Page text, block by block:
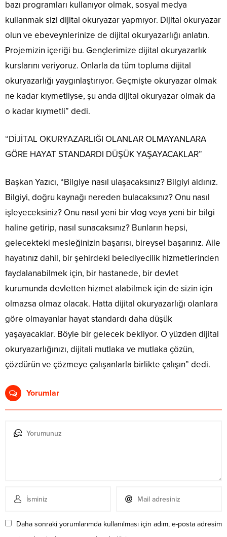
bazı programları kullanıyor olmak, sosyal medya
kullanmak sizi dijital okuryazar yapmıyor. Dijital okuryazar
olun ve ebeveynlerinize de dijital okuryazarlığı anlatın.
Projemizin içeriği bu. Gençlerimize dijital okuryazarlık
kurslarını veriyoruz. Onlarla da tüm topluma dijital
okuryazarlığı yaygınlaştırıyor. Geçmişte okuryazar olmak
ne kadar kıymetliyse, şu anda dijital okuryazar olmak da
o kadar kıymetli” dedi.
“DİJİTAL OKURYAZARLIĞI OLANLAR OLMAYANLARA
GÖRE HAYAT STANDARDI DÜŞÜK YAŞAYACAKLAR”
Başkan Yazıcı, “Bilgiye nasıl ulaşacaksınız? Bilgiyi aldınız.
Bilgiyi, doğru kaynağı nereden bulacaksınız? Onu nasıl
işleyeceksiniz? Onu nasıl yeni bir vlog veya yeni bir bilgi
haline getirip, nasıl sunacaksınız? Bunların hepsi,
gelecekteki mesleğinizin başarısı, bireysel başarınız. Aile
hayatınız dahil, bir şehirdeki belediyecilik hizmetlerinden
faydalanabilmek için, bir hastanede, bir devlet
kurumunda devletten hizmet alabilmek için de sizin için
olmazsa olmaz olacak. Hatta dijital okuryazarlığı olanlara
göre olmayanlar hayat standardı daha düşük
yaşayacaklar. Böyle bir gelecek bekliyor. O yüzden dijital
okuryazarlığınızı, dijitali mutlaka ve mutlaka çözün,
çözdürün ve çözmeye çalışanlarla birlikte çalışın” dedi.
Yorumlar
Daha sonraki yorumlarımda kullanılması için adım, e-posta adresim